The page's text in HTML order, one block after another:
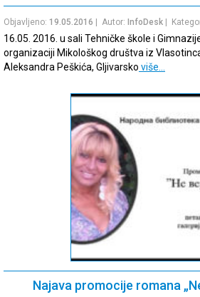
Objavljeno: 19.05.2016 | Autor: InfoDesk |
16.05. 2016. u sali Tehničke škole i
organizaciji Mikološkog društva iz
Aleksandra Peškića, Gljivarsko više…
Najava promocije romana